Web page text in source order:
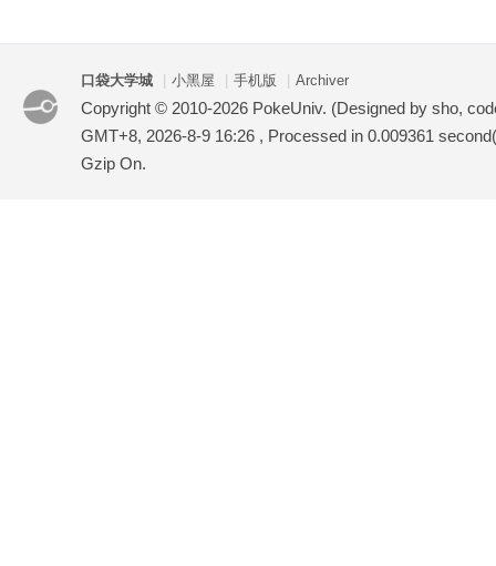
口袋大学城 小黑屋 手机版 Archiver
Copyright © 2010-2026 PokeUniv. (Designed by sho,
GMT+8, 2026-8-9 16:26 , Processed in 0.009361
Gzip On.